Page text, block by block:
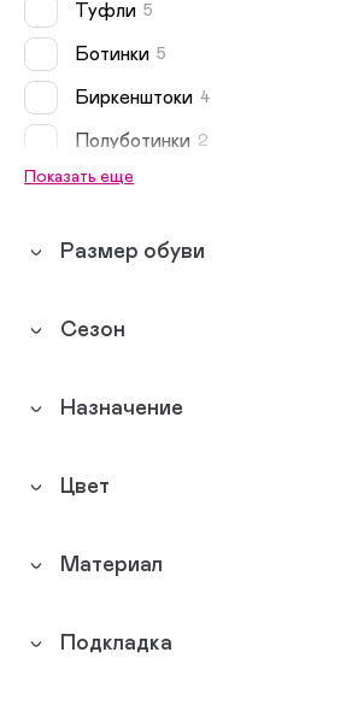
Туфли 5
Ботинки 5
Биркенштоки 4
Полуботинки 2
Сандалеты
Сапоги 0
Дутики
Показать еще
Размер обуви
Сезон
Назначение
Цвет
Материал
Подкладка